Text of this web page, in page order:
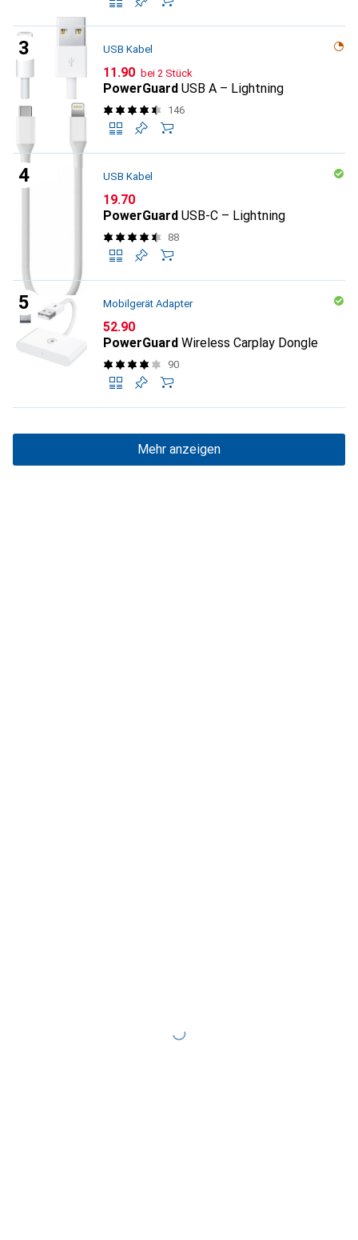
USB Kabel
CHF
11.90 bei 2 Stück
PowerGuard USB A – Lightning
146
USB Kabel
CHF
19.70
PowerGuard USB-C – Lightning
88
Mobilgerät Adapter
CHF
52.90
PowerGuard Wireless Carplay Dongle
90
Mehr anzeigen